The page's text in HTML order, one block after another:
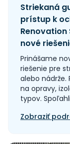
Striekaná
prístup k
nové
Prinášame
riešenie pre
alebo nádrže.
na opravy,
typov.
Zobraziť